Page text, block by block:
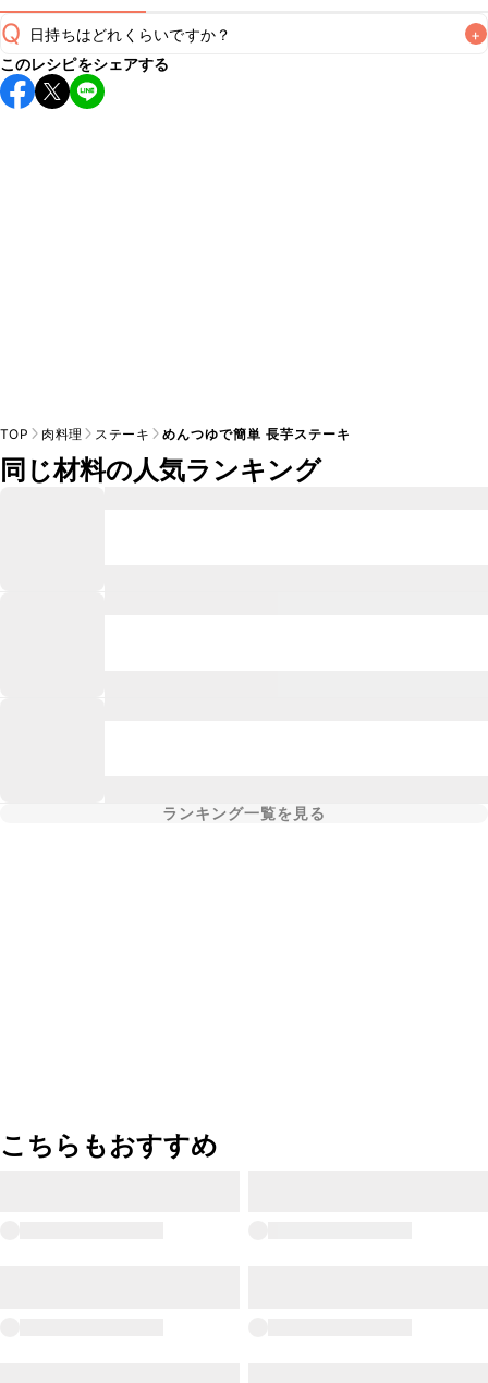
Q 日持ちはどれくらいですか？ +
保存期間は冷蔵で翌日中が目安です。なるべくお早めにお召
し上がりください。
このレシピをシェアする
TOP 肉料理 ステーキ めんつゆで簡単 長芋ステーキ
同じ材料の人気ランキング
ランキング一覧を見る
こちらもおすすめ